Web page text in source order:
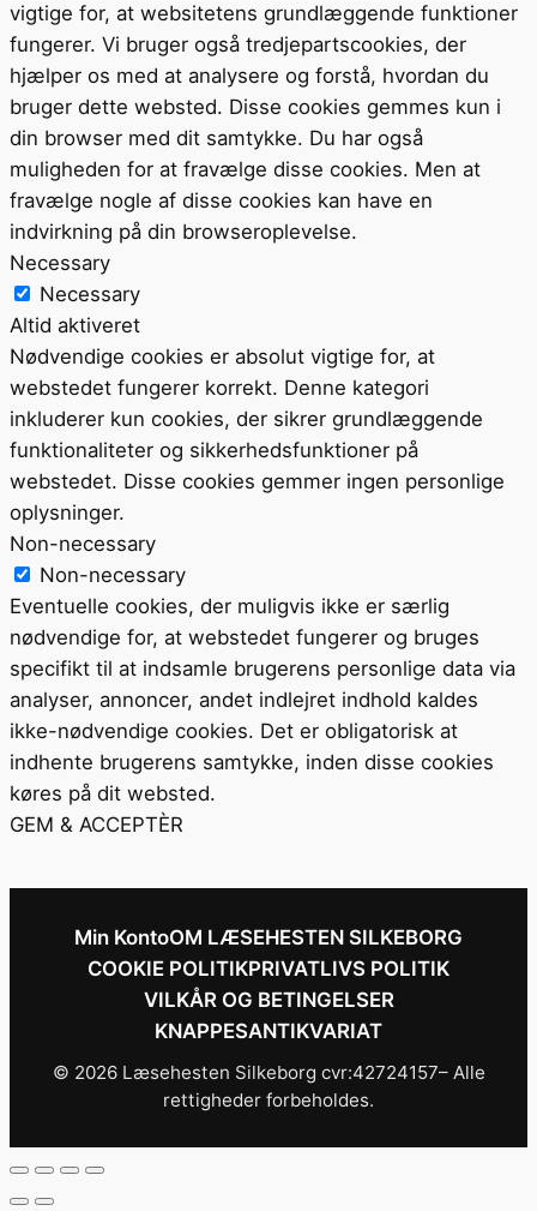
vigtige for, at websitetens grundlæggende funktioner
fungerer. Vi bruger også tredjepartscookies, der
hjælper os med at analysere og forstå, hvordan du
bruger dette websted. Disse cookies gemmes kun i
din browser med dit samtykke. Du har også
muligheden for at fravælge disse cookies. Men at
fravælge nogle af disse cookies kan have en
indvirkning på din browseroplevelse.
Necessary
Necessary
Altid aktiveret
Nødvendige cookies er absolut vigtige for, at
webstedet fungerer korrekt. Denne kategori
inkluderer kun cookies, der sikrer grundlæggende
funktionaliteter og sikkerhedsfunktioner på
webstedet. Disse cookies gemmer ingen personlige
oplysninger.
Non-necessary
Non-necessary
Eventuelle cookies, der muligvis ikke er særlig
nødvendige for, at webstedet fungerer og bruges
specifikt til at indsamle brugerens personlige data via
analyser, annoncer, andet indlejret indhold kaldes
ikke-nødvendige cookies. Det er obligatorisk at
indhente brugerens samtykke, inden disse cookies
køres på dit websted.
GEM & ACCEPTÈR
Min KontoOM LÆSEHESTEN SILKEBORG
COOKIE POLITIKPRIVATLIVS POLITIK
VILKÅR OG BETINGELSER
KNAPPESANTIKVARIAT
© 2026 Læsehesten Silkeborg cvr:42724157– Alle
rettigheder forbeholdes.